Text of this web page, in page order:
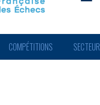
COMPÉTITIONS